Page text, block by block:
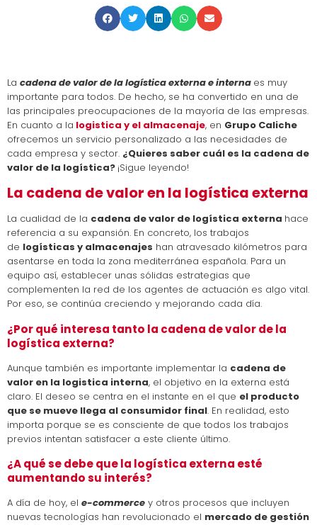
La cadena de valor de lalogística externa e interna es muy
importante para todos. De hecho, se ha convertido en una de
las principales preocupaciones de la mayoría de las empresas.
En cuanto a la logistica y el almacenaje, en Grupo Caliche
ofrecemos un servicio personalizado a las necesidades de
cada empresa y sector. ¿Quieres saber cuál es la cadena de
valor de la logística? ¡Sigue leyendo!
La cadena de valor en la logística externa
La cualidad de la cadena de valor de logística externa hace
referencia a su expansión. En concreto, los trabajos
de logísticas y almacenajes han atravesado kilómetros para
asentarse en toda la zona mediterránea española. Para un
equipo así, establecer unas sólidas estrategias que
complementen la red de los agentes de actuación es algo vital.
Por eso, se continúa creciendo y mejorando cada día.
¿Por qué interesa tanto la cadena de valor de la
logística externa?
Aunque también es importante implementar la cadena de
valor en la logistica interna, el objetivo en la externa está
claro. El deseo se centra en el instante en el que el producto
que se mueve llega al consumidor final. En realidad, esto
importa porque se es consciente de que todos los trabajos
previos intentan satisfacer a este cliente último.
¿A qué se debe que la logística externa esté
aumentando su interés?
A día de hoy, el e-commerce y otros procesos que incluyen
nuevas tecnologías han revolucionado el mercado de gestión